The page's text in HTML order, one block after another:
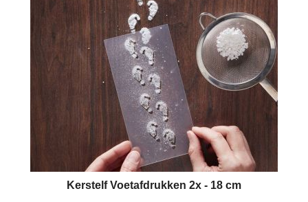
Kerstelf Voetafdrukken 2x - 18 cm